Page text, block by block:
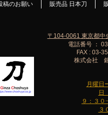
稿のお願い 販売品 日本刀
月曜日
日
９：３０
３
〒104-0061 東京都中
電話番号 ：
FAX : 03-
株式会社